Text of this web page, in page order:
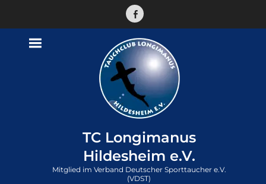
Facebook
TC Longimanus
Hildesheim e.V.
Mitglied im Verband Deutscher Sporttaucher e.V.
(VDST)